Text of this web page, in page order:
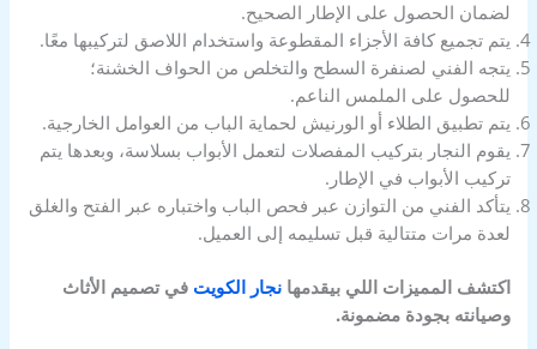
لضمان الحصول على الإطار الصحيح.
يتم تجميع كافة الأجزاء المقطوعة واستخدام اللاصق لتركيبها معًا.
يتجه الفني لصنفرة السطح والتخلص من الحواف الخشنة؛
للحصول على الملمس الناعم.
يتم تطبيق الطلاء أو الورنيش لحماية الباب من العوامل الخارجية.
يقوم النجار بتركيب المفصلات لتعمل الأبواب بسلاسة، وبعدها يتم
تركيب الأبواب في الإطار.
يتأكد الفني من التوازن عبر فحص الباب واختباره عبر الفتح والغلق
لعدة مرات متتالية قبل تسليمه إلى العميل.
اكتشف المميزات اللي بيقدمهانجار الكويت في تصميم الأثاث
وصيانته بجودة مضمونة.